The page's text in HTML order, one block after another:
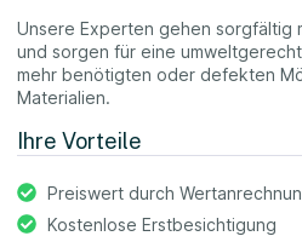
Unsere Experten gehen sorgfältig
und sorgen für eine
mehr benötigten oder defekten
Materialien.
Ihre Vorteile
Preiswert durch
Kostenlose Erstbesichtigung